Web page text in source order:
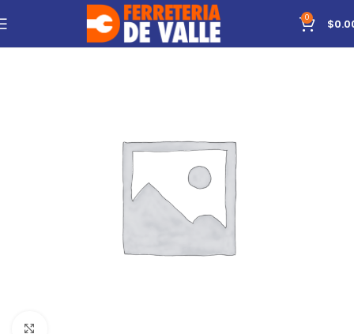
0 $